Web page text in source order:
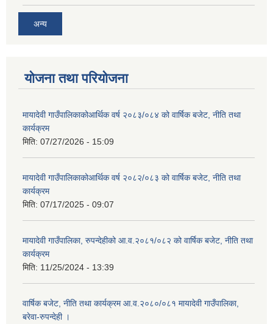
अन्य
योजना तथा परियोजना
मायादेवी गाउँपालिकाकोआर्थिक वर्ष २०८३/०८४ को वार्षिक बजेट, नीति तथा
कार्यक्रम
मिति: 07/27/2026 - 15:09
मायादेवी गाउँपालिकाकोआर्थिक वर्ष २०८२/०८३ को वार्षिक बजेट, नीति तथा
कार्यक्रम
मिति: 07/17/2025 - 09:07
मायादेवी गाउँपालिका, रुपन्देहीको आ.व.२०८१/०८२ को वार्षिक बजेट, नीति तथा
कार्यक्रम
मिति: 11/25/2024 - 13:39
वार्षिक बजेट, नीति तथा कार्यक्रम आ.व.२०८०/०८१ मायादेवी गाउँपालिका,
बरेवा-रुपन्देही ।